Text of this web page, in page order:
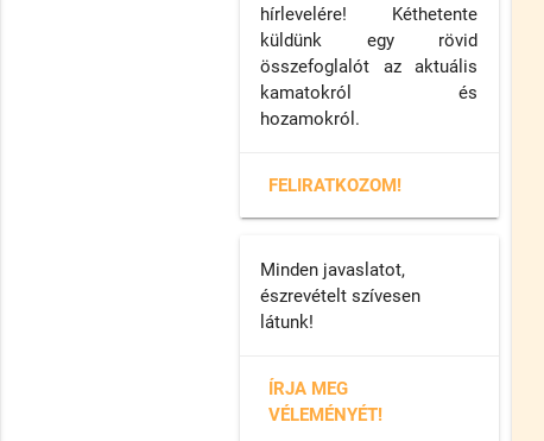
hírlevelére! Kéthetente
küldünk egy rövid
összefoglalót az aktuális
kamatokról és
hozamokról.
FELIRATKOZOM!
Minden javaslatot,
észrevételt szívesen
látunk!
ÍRJA MEG
VÉLEMÉNYÉT!